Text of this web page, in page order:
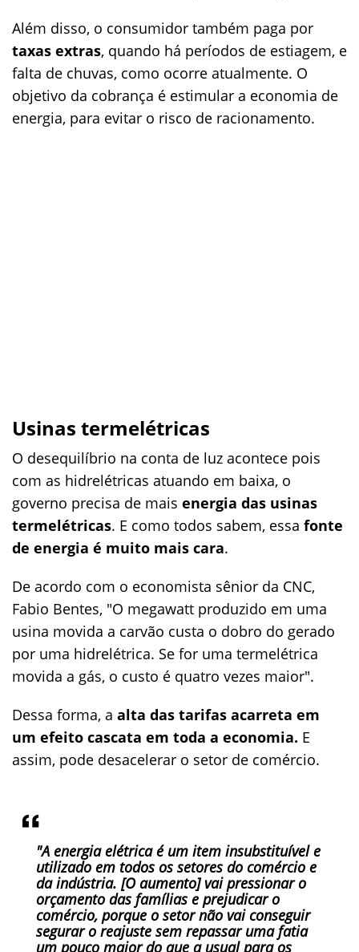
Além disso, o consumidor também paga por
taxas extras, quando há períodos de estiagem, e
falta de chuvas, como ocorre atualmente. O
objetivo da cobrança é estimular a economia de
energia, para evitar o risco de racionamento.
Usinas termelétricas
O desequilíbrio na conta de luz acontece pois
com as hidrelétricas atuando em baixa, o
governo precisa de mais energia das usinas
termelétricas. E como todos sabem, essa fonte
de energia é muito mais cara.
De acordo com o economista sênior da CNC,
Fabio Bentes, "O megawatt produzido em uma
usina movida a carvão custa o dobro do gerado
por uma hidrelétrica. Se for uma termelétrica
movida a gás, o custo é quatro vezes maior".
Dessa forma, a alta das tarifas acarreta em
um efeito cascata em toda a economia. E
assim, pode desacelerar o setor de comércio.
"A energia elétrica é um item insubstituível e
utilizado em todos os setores do comércio e
da indústria. [O aumento] vai pressionar o
orçamento das famílias e prejudicar o
comércio, porque o setor não vai conseguir
segurar o reajuste sem repassar uma fatia
um pouco maior do que a usual para os